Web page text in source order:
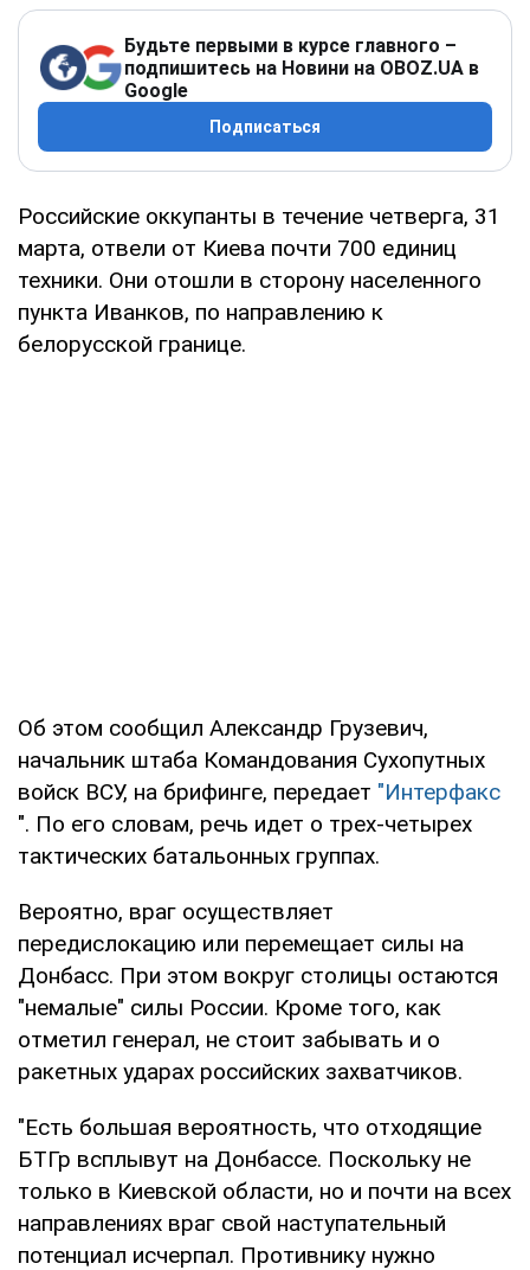
Будьте первыми в курсе главного –
подпишитесь на Новини на OBOZ.UA в
Google
Подписаться
Российские оккупанты в течение четверга, 31
марта, отвели от Киева почти 700 единиц
техники. Они отошли в сторону населенного
пункта Иванков, по направлению к
белорусской границе.
Об этом сообщил Александр Грузевич,
начальник штаба Командования Сухопутных
войск ВСУ, на брифинге, передает "Интерфакс
". По его словам, речь идет о трех-четырех
тактических батальонных группах.
Вероятно, враг осуществляет
передислокацию или перемещает силы на
Донбасс. При этом вокруг столицы остаются
"немалые" силы России. Кроме того, как
отметил генерал, не стоит забывать и о
ракетных ударах российских захватчиков.
"Есть большая вероятность, что отходящие
БТГр всплывут на Донбассе. Поскольку не
только в Киевской области, но и почти на всех
направлениях враг свой наступательный
потенциал исчерпал. Противнику нужно